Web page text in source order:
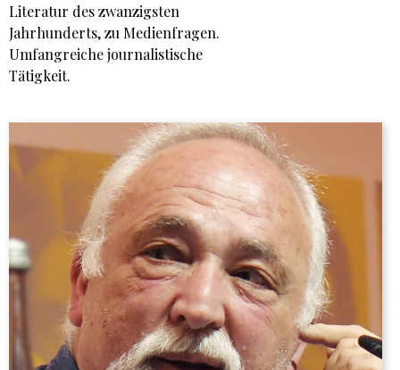
Literatur des zwanzigsten
Jahrhunderts, zu Medienfragen.
Umfangreiche jour­nalistische
Tätigkeit.